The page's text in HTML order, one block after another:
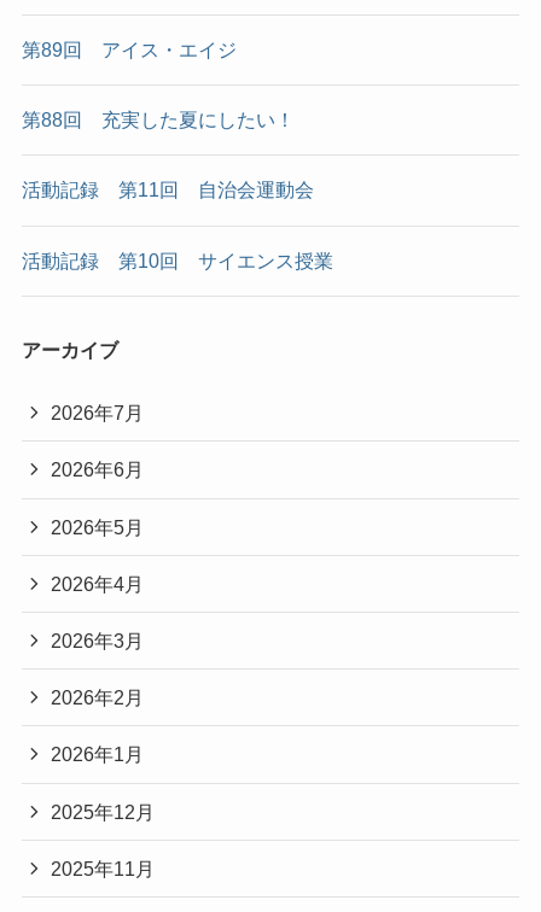
第89回 アイス・エイジ
第88回 充実した夏にしたい！
活動記録 第11回 自治会運動会
活動記録 第10回 サイエンス授業
アーカイブ
2026年7月
2026年6月
2026年5月
2026年4月
2026年3月
2026年2月
2026年1月
2025年12月
2025年11月